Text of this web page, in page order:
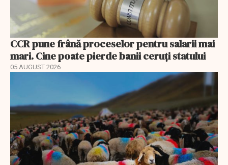
CCR pune frână proceselor pentru salarii mai
mari. Cine poate pierde banii ceruți statului
05 AUGUST 2026